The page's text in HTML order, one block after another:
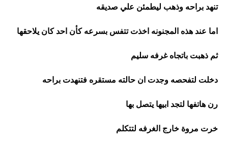
تنهد براحه وذهب ليطمئن علي صديقه
اما عند هذه المجنونه اخذت تتفس بسرعه كأن احد كان يلاحقها
ثم ذهبت باتجاه غرفه سليم
دخلت لتفحصه وجدت ان حالته مستقره فتنهدت براحه
رن هاتفها لتجد ابيها يتصل بها
خرت مروة خارج الغرفه لتتكلم